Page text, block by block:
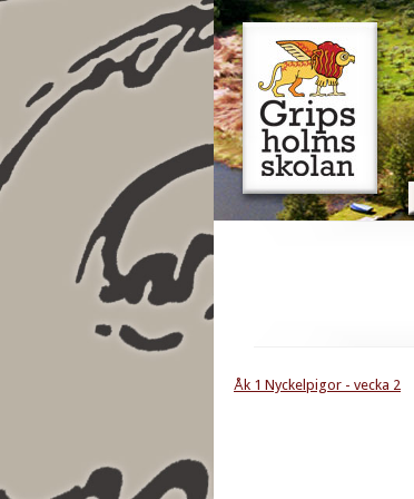
Åk 1 Nyckelpigor - vecka 2